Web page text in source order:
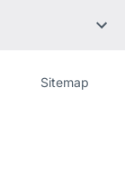
Sitemap